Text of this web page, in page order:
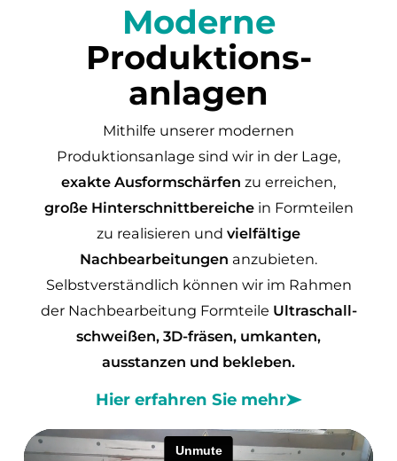
Moderne
Produktions­
anlagen
Mithilfe unserer modernen
Produktionsanlage sind wir in der Lage,
exakte Ausformschärfen zu erreichen,
große Hinterschnittbereichein Formteilen
zu realisieren und vielfältige
Nachbearbeitungen anzubieten.
Selbstverständlich können wir im Rahmen
der Nachbearbeitung Formteile Ultraschall-
schweißen, 3D-fräsen, umkanten,
ausstanzen und bekleben.
Hier erfahren Sie mehr